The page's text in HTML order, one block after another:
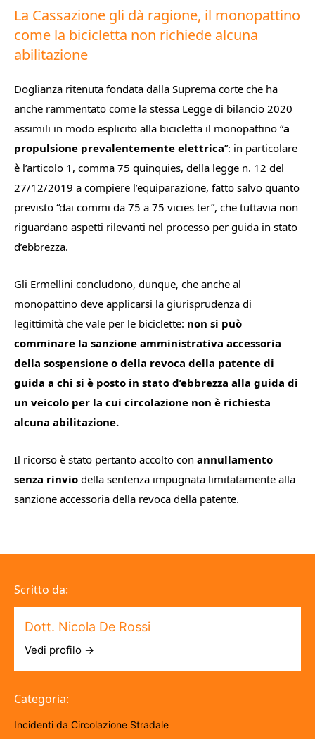
La Cassazione gli dà ragione, il monopattino
come la bicicletta non richiede alcuna
abilitazione
Doglianza ritenuta fondata dalla Suprema corte che ha
anche rammentato come la stessa Legge di bilancio 2020
assimili in modo esplicito alla bicicletta il monopattino “a
propulsione prevalentemente elettrica”: in particolare
è l’articolo 1, comma 75 quinquies, della legge n. 12 del
27/12/2019 a compiere l’equiparazione, fatto salvo quanto
previsto “dai commi da 75 a 75 vicies ter”, che tuttavia non
riguardano aspetti rilevanti nel processo per guida in stato
d’ebbrezza.
Gli Ermellini concludono, dunque, che anche al
monopattino deve applicarsi la giurisprudenza di
legittimità che vale per le biciclette: non si può
comminare la sanzione amministrativa accessoria
della sospensione o della revoca della patente di
guida a chi si è posto in stato d’ebbrezza alla guida di
un veicolo per la cui circolazione non è richiesta
alcuna abilitazione.
Il ricorso è stato pertanto accolto con annullamento
senza rinvio della sentenza impugnata limitatamente alla
sanzione accessoria della revoca della patente.
Scritto da:
Dott. Nicola De Rossi
Vedi profilo →
Categoria:
Incidenti da Circolazione Stradale